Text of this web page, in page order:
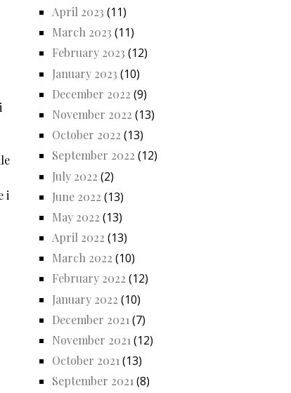
i
April 2023 (11)
March 2023 (11)
February 2023 (12)
January 2023 (10)
December 2022 (9)
November 2022 (13)
October 2022 (13)
September 2022 (12)
July 2022 (2)
June 2022 (13)
May 2022 (13)
April 2022 (13)
March 2022 (10)
February 2022 (12)
January 2022 (10)
December 2021 (7)
November 2021 (12)
October 2021(13)
September 2021(8)